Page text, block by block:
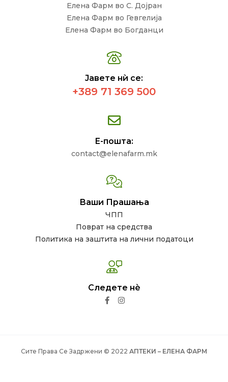
Елена Фарм во С. Дојран
Елена Фарм во Гевгелија
Елена Фарм во Богданци
Јавете нѝ се:
+389 71 369 500
Е-пошта:
contact@elenafarm.mk
Ваши Прашања
ЧПП
Поврат на средства
Политика на заштита на лични податоци
Следете нѐ
Сите Права Се Задржени © 2022 АПТЕКИ – ЕЛЕНА ФАРМ